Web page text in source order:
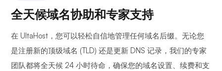
全天候域名协助和专家支持
在 UltaHost，您可以轻松自信地管理任何域名后缀。无论您
是注册新的顶级域名 (TLD) 还是更新 DNS 记录，我们的专家
团队都将全天候 24 小时待命，确保您的域名设置、续费和支